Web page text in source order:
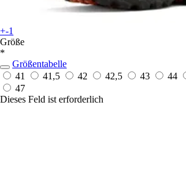
+-1
Größe
*
Größentabelle
41
41,5 42 42,5 43 44
47
Dieses Feld ist erforderlich